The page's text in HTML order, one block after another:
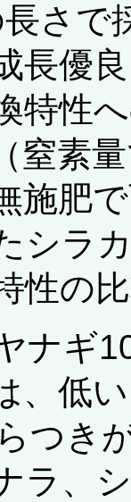
さで
長優
特性
窒素
施肥
シラ
性の
ナギ
、低
つき
ラ、